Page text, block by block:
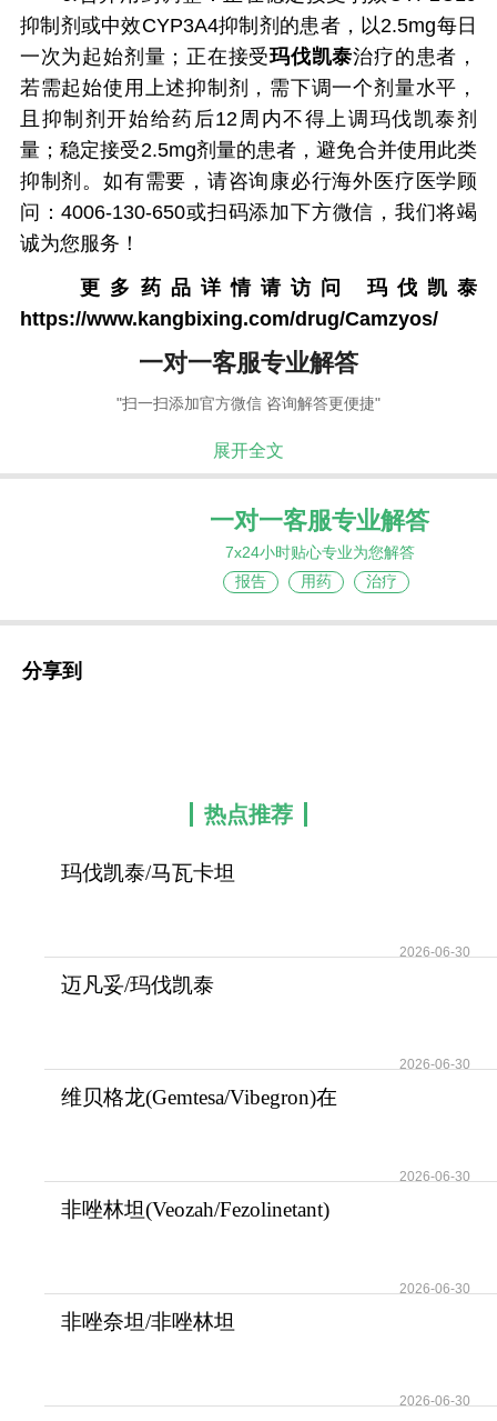
抑制剂或中效CYP3A4抑制剂的患者，以2.5mg每日
一次为起始剂量；正在接受玛伐凯泰治疗的患者，
若需起始使用上述抑制剂，需下调一个剂量水平，
且抑制剂开始给药后12周内不得上调玛伐凯泰剂
量；稳定接受2.5mg剂量的患者，避免合并使用此类
抑制剂。如有需要，请咨询康必行海外医疗医学顾
问：4006-130-650或扫码添加下方微信，我们将竭
诚为您服务！
更多药品详情请访问 玛伐凯泰
https://www.kangbixing.com/drug/Camzyos/
一对一客服专业解答
"扫一扫添加官方微信 咨询解答更便捷"
展开全文
一对一客服专业解答
7x24小时贴心专业为您解答
报告
用药 治疗
分享到
热点推荐
玛伐凯泰/马瓦卡坦
2026-06-30
迈凡妥/玛伐凯泰
2026-06-30
维贝格龙(Gemtesa/Vibegron)在
2026-06-30
非唑林坦(Veozah/Fezolinetant)
2026-06-30
非唑奈坦/非唑林坦
2026-06-30